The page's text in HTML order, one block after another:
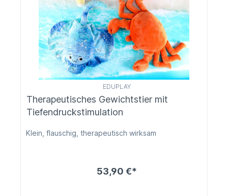
EDUPLAY
Therapeutisches Gewichtstier mit
Tiefendruckstimulation
Klein, flauschig, therapeutisch wirksam
53,90 €*